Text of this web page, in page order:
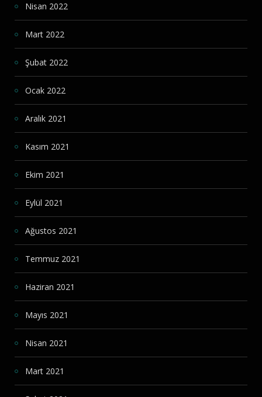
Nisan 2022
Mart 2022
Şubat 2022
Ocak 2022
Aralık 2021
Kasım 2021
Ekim 2021
Eylül 2021
Ağustos 2021
Temmuz 2021
Haziran 2021
Mayıs 2021
Nisan 2021
Mart 2021